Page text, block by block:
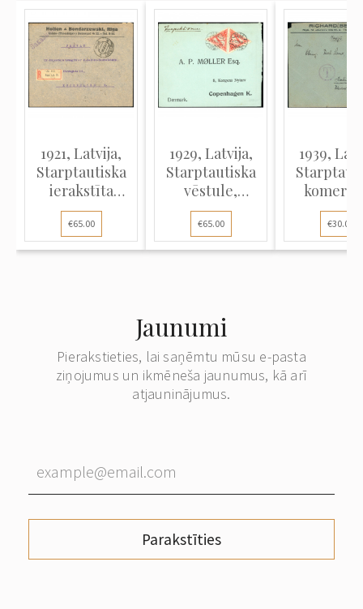
1921, Latvija,
Starptautiska
ierakstīta
vēstule, kas
nosūtīta no
Rīgas uz
€65.00
1929, Latvija,
Starptautiska
vēstule,
nosūtīta no
Rīgas uz
Kopenhāgenu
€65.00
1939,
vēstule,
Rīgas uz
€30.00
Jaunumi
Pierakstieties, lai saņēmtu mūsu e-pasta
ziņojumus un ikmēneša jaunumus, kā arī
atjauninājumus.
Parakstīties